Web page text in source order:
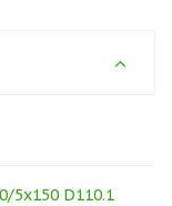
5x150 D110.1